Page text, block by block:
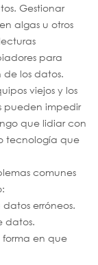
Gestionar
algas u otros
para
de los datos.
viejos y los
pueden impedir
que lidiar con
tecnología que
comunes
erróneos.
datos.
forma en que